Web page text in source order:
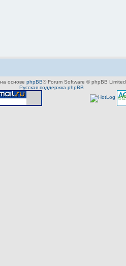
основе phpBB® Forum Software © phpBB Limited
Русская поддержка phpBB